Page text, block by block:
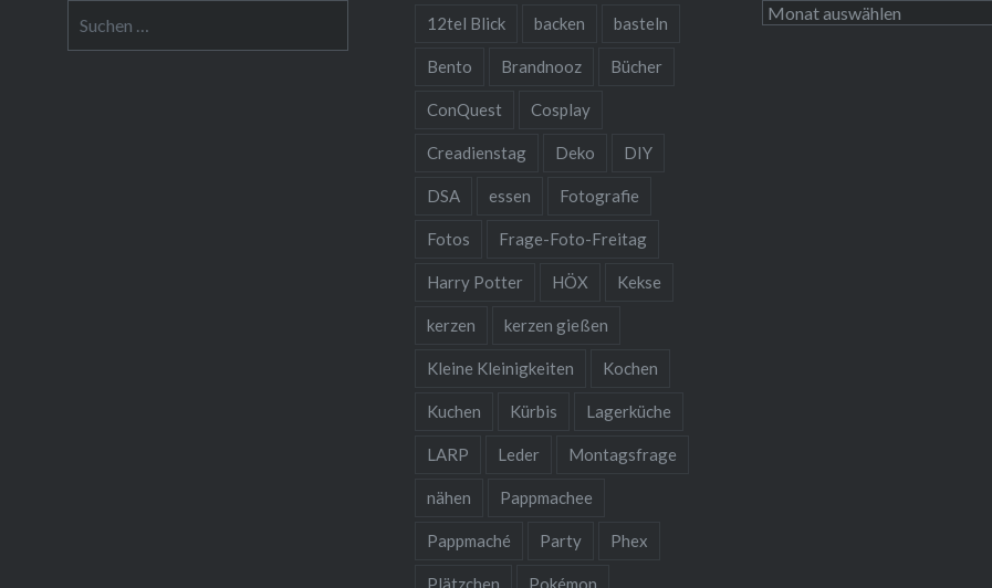
nach:
12tel Blick backen basteln
Bento Brandnooz Bücher
ConQuest Cosplay
Creadienstag Deko DIY
DSA essen Fotografie
Fotos Frage-Foto-Freitag
Harry Potter HÖX Kekse
kerzen kerzen gießen
Kleine Kleinigkeiten Kochen
Kuchen Kürbis Lagerküche
LARP Leder Montagsfrage
nähen Pappmachee
Pappmaché Party Phex
Plätzchen Pokémon
Archiv